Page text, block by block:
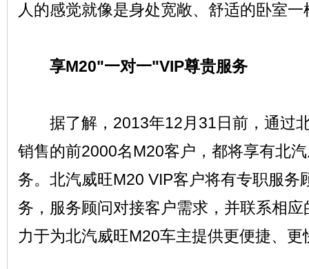
人的感觉就像是身处宽敞、舒适的卧室一
享M20"一对一"VIP尊贵服务
据了解，2013年12月31日前，通过
销售的前2000名M20客户，都将享有北
务。北汽威旺M20 VIP客户将有专职服务
务，服务顾问对接客户需求，并联系相
力于为北汽威旺M20车主提供更便捷、